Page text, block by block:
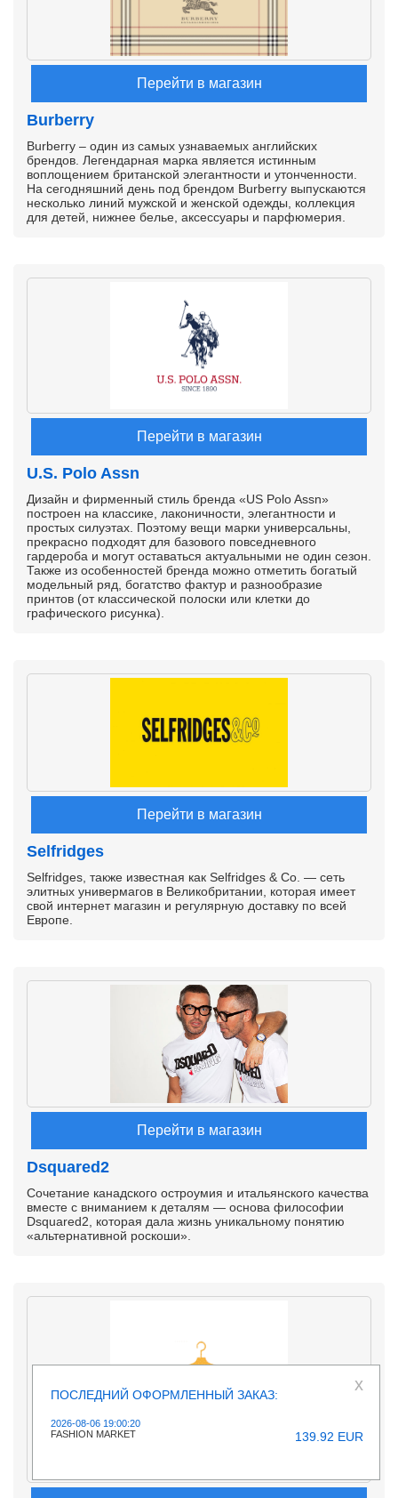
ПОСЛЕДНИЙ ОФОРМЛЕННЫЙ ЗАКАЗ:
139.92 EUR
2026-08-06 19:00:20
FASHION MARKET
x
Перейти в магазин
Burberry
Burberry – один из самых узнаваемых английских
брендов. Легендарная марка является истинным
воплощением британской элегантности и утонченности.
На сегодняшний день под брендом Burberry выпускаются
несколько линий мужской и женской одежды, коллекция
для детей, нижнее белье, аксессуары и парфюмерия.
Перейти в магазин
U.S. Polo Assn
Дизайн и фирменный стиль бренда «US Polo Assn»
построен на классике, лаконичности, элегантности и
простых силуэтах. Поэтому вещи марки универсальны,
прекрасно подходят для базового повседневного
гардероба и могут оставаться актуальными не один сезон.
Также из особенностей бренда можно отметить богатый
модельный ряд, богатство фактур и разнообразие
принтов (от классической полоски или клетки до
графического рисунка).
Перейти в магазин
Selfridges
Selfridges, также известная как Selfridges & Co. ― сеть
элитных универмагов в Великобритании, которая имеет
свой интернет магазин и регулярную доставку по всей
Европе.
Перейти в магазин
Dsquared2
Сочетание канадского остроумия и итальянского качества
вместе с вниманием к деталям — основа философии
Dsquared2, которая дала жизнь уникальному понятию
«альтернативной роскоши».